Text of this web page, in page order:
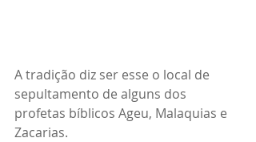
A tradição diz ser esse o local de
sepultamento de alguns dos
profetas bíblicos Ageu, Malaquias e
Zacarias.